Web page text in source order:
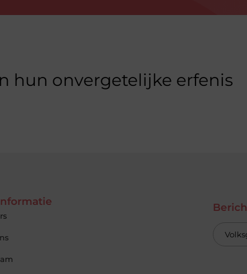
hun onvergetelijke erfenis